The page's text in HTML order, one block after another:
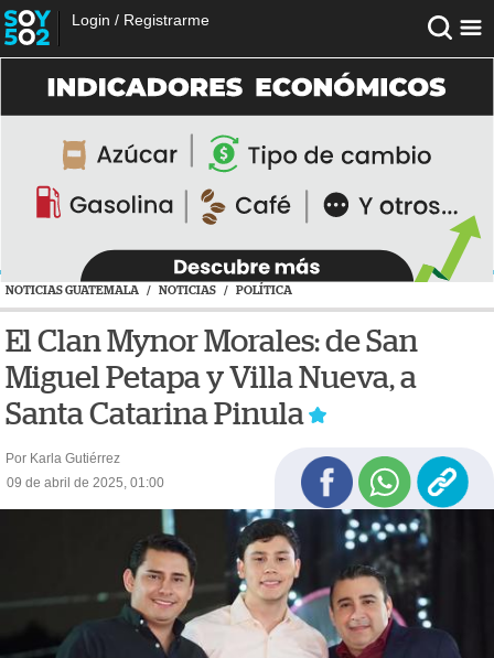
Login / Registrarme
NOTICIAS GUATEMALA / NOTICIAS / POLÍTICA
El Clan Mynor Morales: de San
Miguel Petapa y Villa Nueva, a
Santa Catarina Pinula
Por Karla Gutiérrez
09 de abril de 2025, 01:00